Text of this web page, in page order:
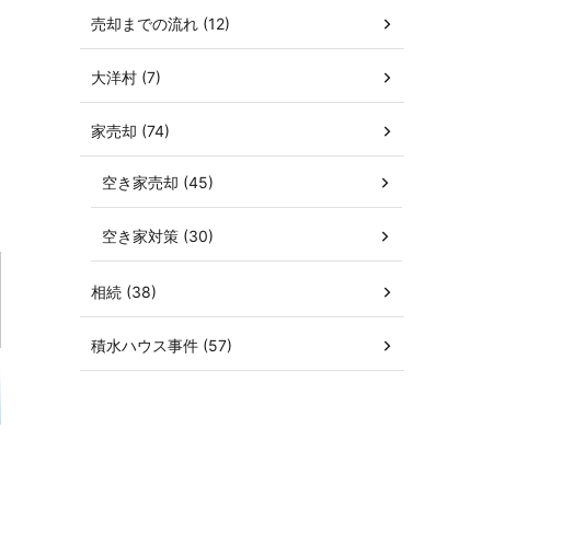
売却までの流れ (12)
大洋村 (7)
家売却 (74)
空き家売却 (45)
空き家対策 (30)
相続 (38)
積水ハウス事件 (57)